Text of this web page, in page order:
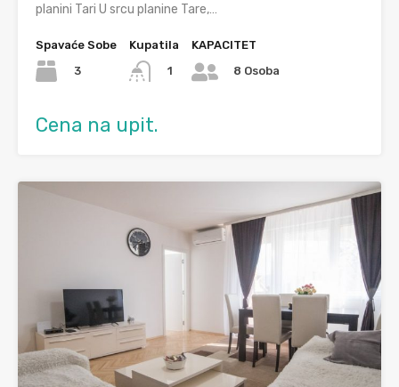
planini Tari U srcu planine Tare,…
Spavaće Sobe
3
Kupatila
1
KAPACITET
8 Osoba
Cena na upit.